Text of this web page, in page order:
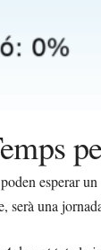
esperar
serà una